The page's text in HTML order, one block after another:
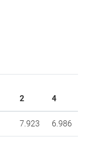
2 4
7.923 6.986